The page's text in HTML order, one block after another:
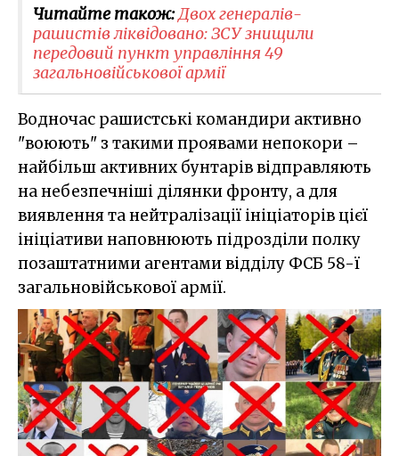
Читайте також:Двох генералів-
рашистів ліквідовано: ЗСУ знищили
передовий пункт управління 49
загальновійськової армії
Водночас рашистські командири активно
"воюють" з такими проявами непокори –
найбільш активних бунтарів відправляють
на небезпечніші ділянки фронту, а для
виявлення та нейтралізації ініціаторів цієї
ініціативи наповнюють підрозділи полку
позаштатними агентами відділу ФСБ 58-ї
загальновійськової армії.